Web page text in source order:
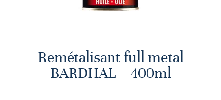
Remétalisant full metal
BARDHAL – 400ml